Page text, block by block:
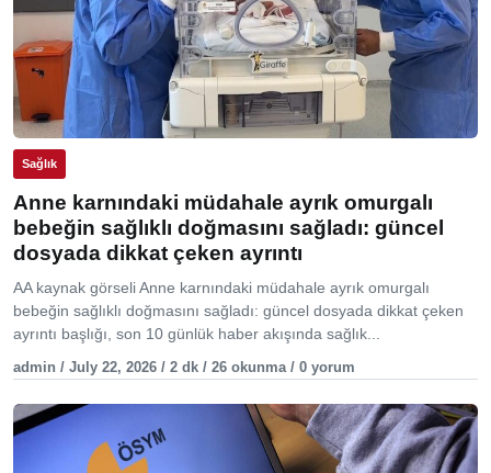
Sağlık
Anne karnındaki müdahale ayrık omurgalı
bebeğin sağlıklı doğmasını sağladı: güncel
dosyada dikkat çeken ayrıntı
AA kaynak görseli Anne karnındaki müdahale ayrık omurgalı
bebeğin sağlıklı doğmasını sağladı: güncel dosyada dikkat çeken
ayrıntı başlığı, son 10 günlük haber akışında sağlık...
admin / July 22, 2026 / 2 dk / 26 okunma / 0 yorum